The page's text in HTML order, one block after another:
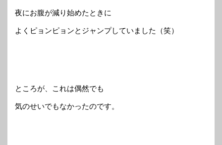
夜にお腹が減り始めたときに
よくピョンピョンとジャンプしていました（笑）
ところが、これは偶然でも
気のせいでもなかったのです。